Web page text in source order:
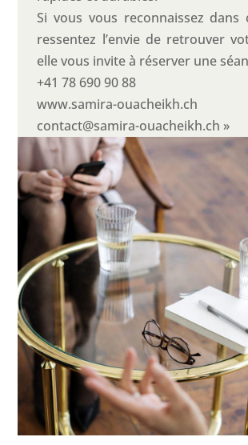
Si vous vous reconnaissez
ressentez l’envie de retrouver
elle vous invite à réserver une
+41 78 690 90 88
www.samira-ouacheikh.ch
contact@samira-ouacheikh.ch »